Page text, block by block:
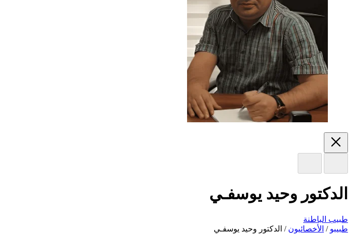
الدكتور وحيد يوسفـي
طبيب الباطنة
طبیبو / الأخصائيون / الدكتور وحيد يوسفـي